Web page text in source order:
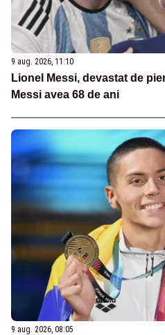
9 aug. 2026, 11:10
Lionel Messi, devastat de
Messi avea 68 de ani
9 aug. 2026, 08:05